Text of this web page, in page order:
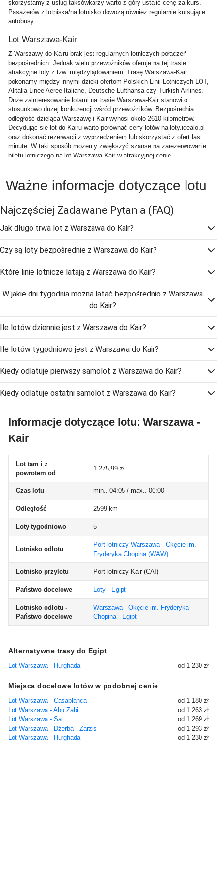
skorzystamy z usług taksówkarzy warto z góry ustalić cenę za kurs.
Pasażerów z lotniska/na lotnisko dowożą również regularnie kursujące
autobusy.
Lot Warszawa-Kair
Z Warszawy do Kairu brak jest regularnych lotniczych połączeń
bezpośrednich. Jednak wielu przewoźników oferuje na tej trasie
atrakcyjne loty z tzw. międzylądowaniem. Trasę Warszawa-Kair
pokonamy między innymi dzięki ofertom Polskich Linii Lotniczych LOT,
Alitalia Linee Aeree Italiane, Deutsche Lufthansa czy Turkish Airlines.
Duże zainteresowanie lotami na trasie Warszawa-Kair stanowi o
stosunkowo dużej konkurencji wśród przewoźników. Bezpośrednia
odległość dzieląca Warszawę i Kair wynosi około 2610 kilometrów.
Decydując się lot do Kairu warto porównać ceny lotów na loty.idealo.pl
oraz dokonać rezerwacji z wyprzedzeniem lub skorzystać z ofert last
minute. W taki sposób możemy zwiększyć szanse na zarezerwowanie
biletu lotniczego na lot Warszawa-Kair w atrakcyjnej cenie.
Ważne informacje dotyczące lotu
Najczęściej Zadawane Pytania (FAQ)
Jak długo trwa lot z Warszawa do Kair?
Czy są loty bezpośrednie z Warszawa do Kair?
Które linie lotnicze latają z Warszawa do Kair?
W jakie dni tygodnia można latać bezpośrednio z Warszawa
do Kair?
Ile lotów dziennie jest z Warszawa do Kair?
Ile lotów tygodniowo jest z Warszawa do Kair?
Kiedy odlatuje pierwszy samolot z Warszawa do Kair?
Kiedy odlatuje ostatni samolot z Warszawa do Kair?
Informacje dotyczące lotu: Warszawa -
Kair
Lot tam i z
powrotem od
1 275,99 zł
Czas lotu min.. 04:05 / max.. 00:00
Odległość 2599 km
Loty tygodniowo 5
Lotnisko odlotu
Port lotniczy Warszawa - Okęcie im.
Fryderyka Chopina(WAW)
Lotnisko przylotu Port lotniczy Kair (CAI)
Państwo docelowe Loty - Egipt
Lotnisko odlotu -
Państwo docelowe
Warszawa - Okęcie im. Fryderyka
Chopina - Egipt
Alternatywne trasy do Egipt
Lot Warszawa - Hurghada od 1 230 zł
Miejsca docelowe lotów w podobnej cenie
Lot Warszawa - Casablanca
od 1 180 zł
Lot Warszawa - Abu Zabi
od 1 263 zł
Lot Warszawa - Sal
od 1 269 zł
Lot Warszawa - Dżerba - Zarzis
od 1 293 zł
Lot Warszawa - Hurghada
od 1 230 zł